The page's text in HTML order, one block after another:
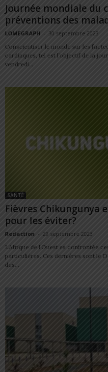
Journée mondiale du
préventions des
LOMEGRAPH - 30 septembre 2023
Conscientiser le monde sur les
cardiaques, tel est l’objectif de la
vendredi...
SANTÉ
Fièvres Chikungunya
pour les éviter?
Redaction - 29 septembre 2023
L’Afrique de l’Ouest es confrontée
particulières. Ces dernières sont le
des...